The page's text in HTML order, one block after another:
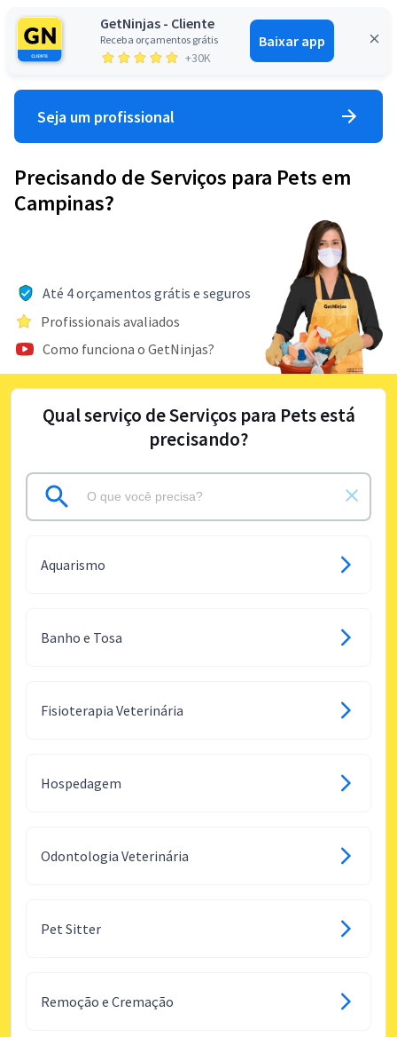
GetNinjas - Cliente
Receba orçamentos grátis
+30K
Baixar app
Entrar
Seja um profissional
Precisando de Serviços para Pets em
Campinas?
Até 4 orçamentos grátis e seguros
Profissionais avaliados
Como funciona o GetNinjas?
Qual serviço de Serviços para Pets está
precisando?
Aquarismo
Banho e Tosa
Fisioterapia Veterinária
Hospedagem
Odontologia Veterinária
Pet Sitter
Remoção e Cremação